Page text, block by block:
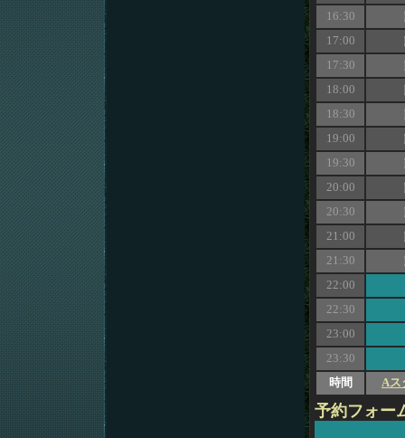
16:30
17:00
17:30
18:00
18:30
19:00
19:30
20:00
20:30
21:00
21:30
22:00
22:30
23:00
23:30
時間
Aス
予約フォー